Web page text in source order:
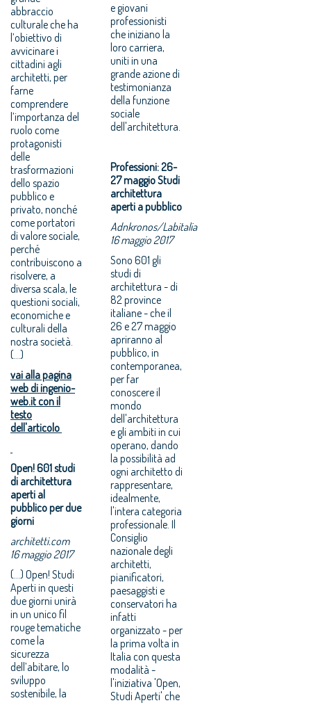
abbraccio
culturale che ha
l’obiettivo di
avvicinare i
cittadini agli
architetti, per
farne
comprendere
l’importanza del
ruolo come
protagonisti
delle
trasformazioni
dello spazio
pubblico e
privato, nonché
come portatori
di valore sociale,
perché
contribuiscono a
risolvere, a
diversa scala, le
questioni sociali,
economiche e
culturali della
nostra società.
(...)
vai alla pagina
web di ingenio-
web.it con il
testo
dell'articolo
Open! 601 studi
di architettura
aperti al
pubblico per due
giorni
architetti.com
16 maggio 2017
(...) Open! Studi
Aperti in questi
due giorni unirà
in un unico fil
rouge tematiche
come la
sicurezza
dell’abitare, lo
sviluppo
sostenibile, la
e giovani
professionisti
che iniziano la
loro carriera,
uniti in una
grande azione di
testimonianza
della funzione
sociale
dell'architettura.
Professioni: 26-
27 maggio Studi
architettura
aperti a pubblico
Adnkronos/Labitalia
16 maggio 2017
Sono 601 gli
studi di
architettura - di
82 province
italiane - che il
26 e 27 maggio
apriranno al
pubblico, in
contemporanea,
per far
conoscere il
mondo
dell'architettura
e gli ambiti in cui
operano, dando
la possibilità ad
ogni architetto di
rappresentare,
idealmente,
l'intera categoria
professionale. Il
Consiglio
nazionale degli
architetti,
pianificatori,
paesaggisti e
conservatori ha
infatti
organizzato - per
la prima volta in
Italia con questa
modalità -
l'iniziativa 'Open,
Studi Aperti' che